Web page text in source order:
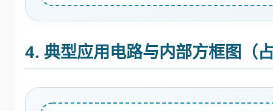
4. 典型应用电路与内部方框图（